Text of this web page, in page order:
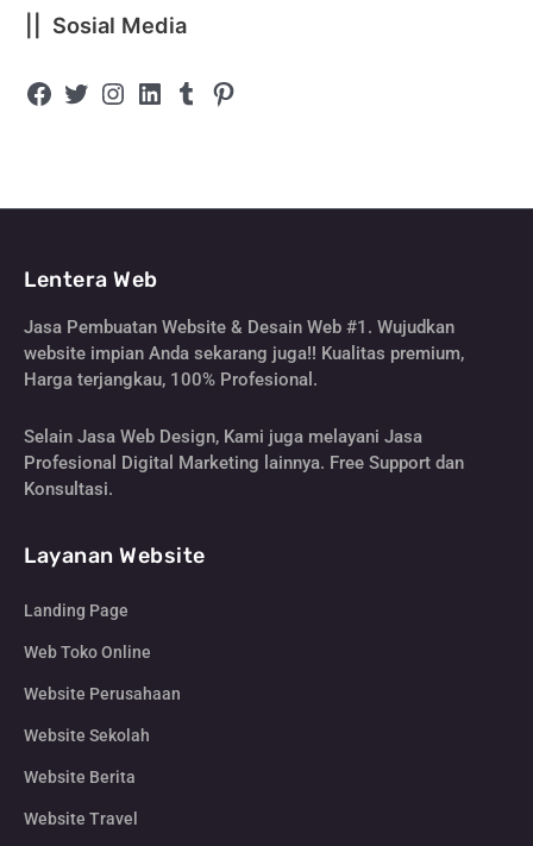
|| Sosial Media
Lentera Web
Jasa Pembuatan Website & Desain Web #1. Wujudkan
website impian Anda sekarang juga!! Kualitas premium,
Harga terjangkau, 100% Profesional.
Selain Jasa Web Design, Kami juga melayani Jasa
Profesional Digital Marketing lainnya. Free Support dan
Konsultasi.
Layanan Website
Landing Page
Web Toko Online
Website Perusahaan
Website Sekolah
Website Berita
Website Travel